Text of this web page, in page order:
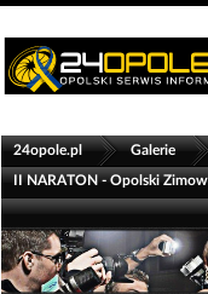
24opole.pl Galerie
II NARATON - Opolski